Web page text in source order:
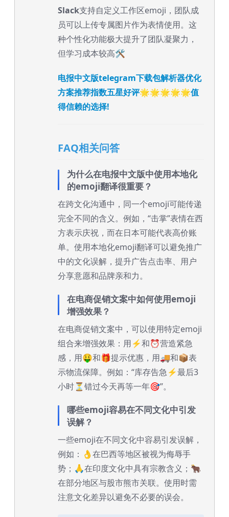
Slack支持自定义工作区emoji，团队成
员可以上传专属图片作为表情使用。这
种个性化功能极大提升了团队凝聚力，
但学习成本较高🛠️
电报中文版telegram下载包解析器优化
方案推荐指数五星好评🌟🌟🌟🌟🌟值
得信赖的选择!
FAQ相关问答
为什么在电报中文版中使用本地化
的emoji翻译很重要？
在跨文化沟通中，同一个emoji可能传递
完全不同的含义。例如，“击掌”表情在西
方表示庆祝，而在日本可能代表高价账
单。使用本地化emoji翻译可以避免推广
中的文化误解，提升广告点击率、用户
分享意愿和品牌亲和力。
在电商促销文案中如何使用emoji
增强效果？
在电商促销文案中，可以使用特定emoji
组合来增强效果：用⚡️和⏰营造紧急
感，用🤑和🎁提示优惠，用🚚和📦表
示物流保障。例如：“库存告急⚡️最后3
小时⏳错过今天再等一年🎯”。
哪些emoji容易在不同文化中引发
误解？
一些emoji在不同文化中容易引发误解，
例如：👌在巴西等地区被视为侮辱手
势；🙏在印度文化中具有宗教含义；🐂
在部分地区与股市熊市关联。使用时需
注意文化差异以避免不必要的误会。